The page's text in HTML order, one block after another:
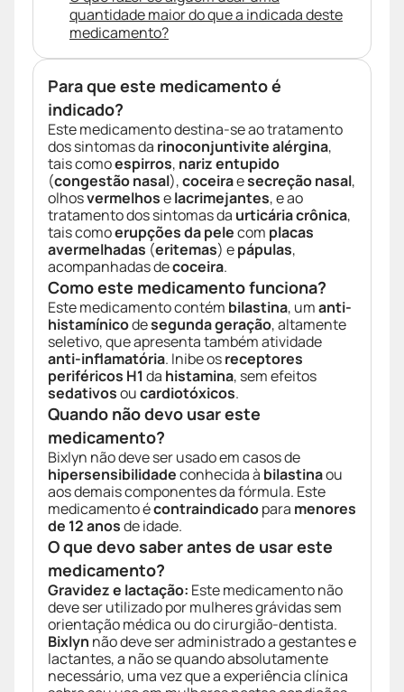
quantidade maior do que a indicada deste
medicamento?
Para que este medicamento é
indicado?
Este medicamento destina-se ao tratamento
dos sintomas da rinoconjuntivite alérgina,
tais comoespirros, nariz entupido
(congestão nasal),coceiraesecreção nasal,
olhosvermelhoselacrimejantes, e ao
tratamento dos sintomas da urticária crônica,
tais comoerupções da pelecom placas
avermelhadas (eritemas) epápulas,
acompanhadas decoceira.
Como este medicamento funciona?
Este medicamento contém bilastina, umanti-
histamínicodesegunda geração, altamente
seletivo, que apresenta também atividade
anti-inflamatória. Inibe osreceptores
periféricos H1 da histamina, sem efeitos
sedativosoucardiotóxicos.
Quando não devo usar este
medicamento?
Bixlyn não deve ser usado em casos de
hipersensibilidadeconhecida à bilastinaou
aos demais componentes da fórmula. Este
medicamento écontraindicadopara menores
de 12 anosde idade.
O que devo saber antes de usar este
medicamento?
Gravidez e lactação: Este medicamento não
deve ser utilizado por mulheres grávidas sem
orientação médica ou do cirurgião-dentista.
Bixlyn não deve ser administrado a gestantes e
lactantes, a não se quando absolutamente
necessário, uma vez que a experiência clínica